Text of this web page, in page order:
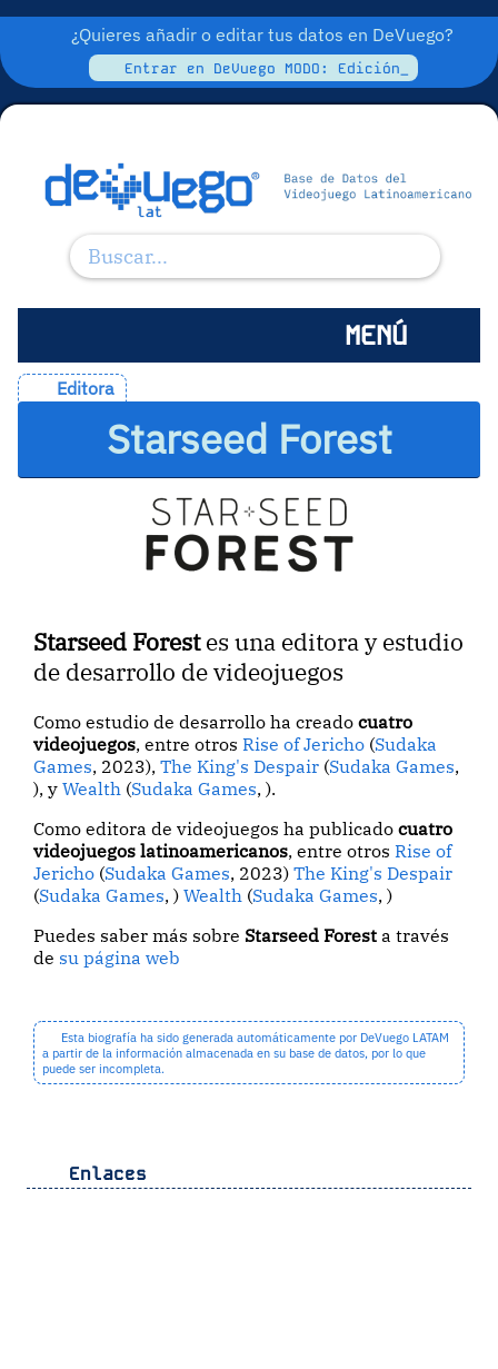
¿Quieres añadir o editar tus datos en DeVuego?
Entrar en DeVuego MODO: Edición_
MENÚ
Editora
Starseed Forest
Starseed Forestes una editora y estudio
de desarrollo de videojuegos
Como estudio de desarrollo ha creadocuatro
videojuegos, entre otrosRise of Jericho (Sudaka
Games, 2023),The King's Despair (Sudaka Games,
), yWealth (Sudaka Games, ).
Como editora de videojuegos ha publicadocuatro
videojuegos latinoamericanos, entre otrosRise of
Jericho (Sudaka Games, 2023)The King's Despair
(Sudaka Games, )Wealth (Sudaka Games, )
Puedes saber más sobre Starseed Forest a través
de su página web
Esta biografía ha sido generada automáticamente por DeVuego LATAM
a partir de la información almacenada en su base de datos, por lo que
puede ser incompleta.
Enlaces